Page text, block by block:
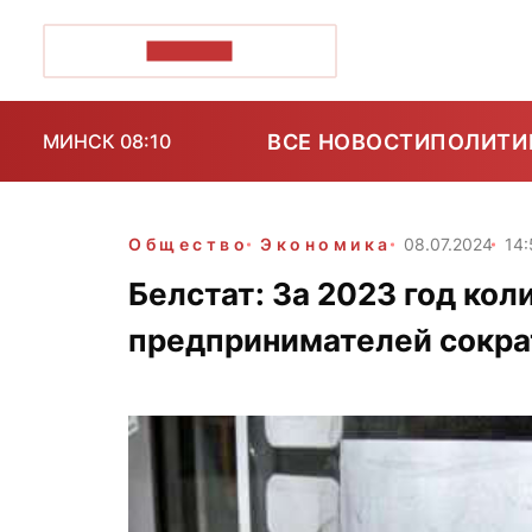
МИНСК 08:10 ВСЕ НОВОСТИ
Общество Экономика 08.07.2024
Белстат: За 2023 год
предпринимателей